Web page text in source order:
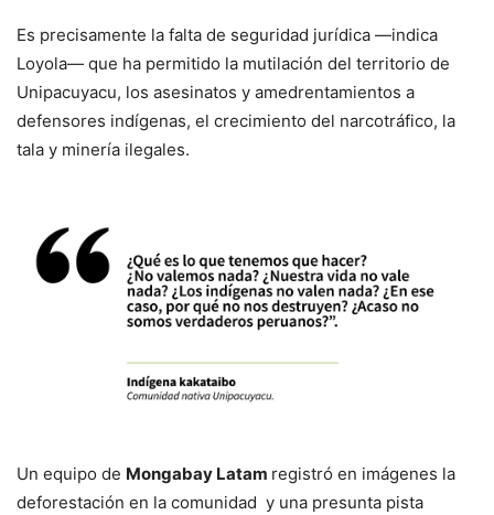
Es precisamente la falta de seguridad jurídica —indica
Loyola— que ha permitido la mutilación del territorio de
Unipacuyacu, los asesinatos y amedrentamientos a
defensores indígenas, el crecimiento del narcotráfico, la
tala y minería ilegales.
Un equipo de Mongabay Latam registró en imágenes la
deforestación en la comunidad y una presunta pista